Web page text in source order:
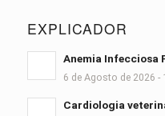
EXPLICADOR
Anemia Infecciosa
6 de Agosto de 2026 -
Cardiologia